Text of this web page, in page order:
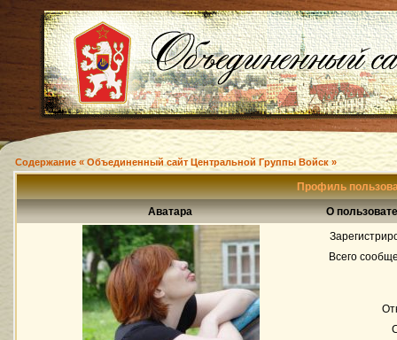
Содержание « Объединенный сайт Центральной Группы Войск »
Профиль
Аватара
О
Всего